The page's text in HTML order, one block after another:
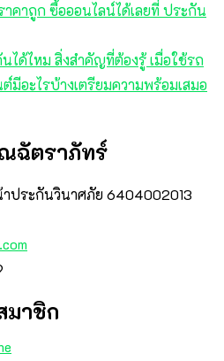
คาถูก ซื้อออนไลน์ได้เลยที่ ประกัน
ได้ไหม สิ่งสำคัญที่ต้องรู้ เมื่อใช้รถ
มีอะไรบ้างเตรียมความพร้อมเสมอ
ฉัตราภัทร์
ประกันวินาศภัย 6404002013
มาชิก